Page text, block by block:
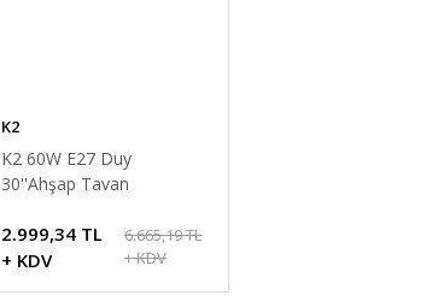
K2
K2 60W E27 Duy
30''Ahşap Tavan
2.999,34 TL
+ KDV
6.665,19 TL
+ KDV